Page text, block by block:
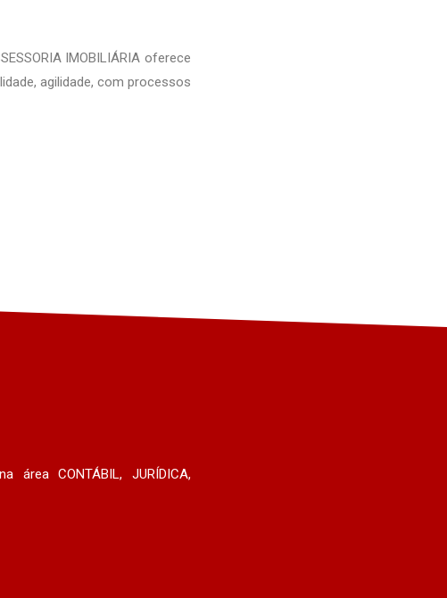
IMOBILIÁRIA oferece
agilidade, com processos
CONTÁBIL, JURÍDICA,